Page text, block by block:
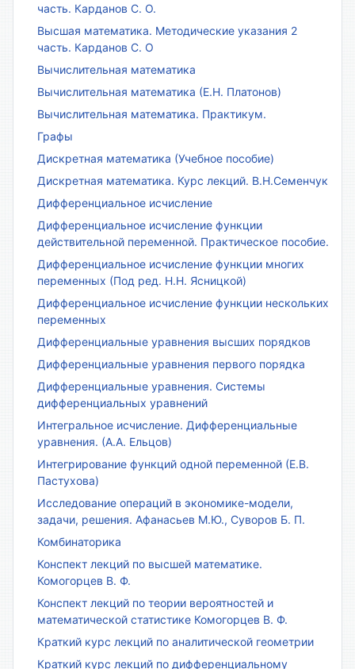
часть. Карданов С. О.
Высшая математика. Методические указания 2
часть. Карданов С. О
Вычислительная математика
Вычислительная математика (Е.Н. Платонов)
Вычислительная математика. Практикум.
Графы
Дискретная математика (Учебное пособие)
Дискретная математика. Курс лекций. В.Н.Семенчук
Дифференциальное исчисление
Дифференциальное исчисление функции
действительной переменной. Практическое пособие.
Дифференциальное исчисление функции многих
переменных (Под ред. Н.Н. Ясницкой)
Дифференциальное исчисление функции нескольких
переменных
Дифференциальные уравнения высших порядков
Дифференциальные уравнения первого порядка
Дифференциальные уравнения. Системы
дифференциальных уравнений
Интегральное исчисление. Дифференциальные
уравнения. (А.А. Ельцов)
Интегрирование функций одной переменной (Е.В.
Пастухова)
Исследование операций в экономике-модели,
задачи, решения. Афанасьев М.Ю., Суворов Б. П.
Комбинаторика
Конспект лекций по высшей математике.
Комогорцев В. Ф.
Конспект лекций по теории вероятностей и
математической статистике Комогорцев В. Ф.
Краткий курс лекций по аналитической геометрии
Краткий курс лекций по дифференциальному